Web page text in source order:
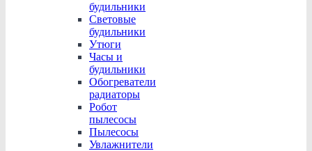
будильники
Световые
будильники
Утюги
Часы и
будильники
Обогреватели
радиаторы
Робот
пылесосы
Пылесосы
Увлажнители